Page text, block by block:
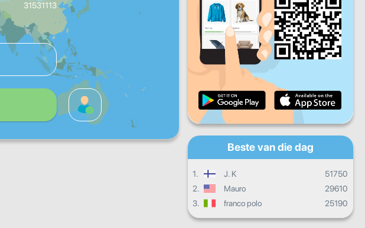
31531113
Daaglikse vordering
Maandelikse vordering
Algehele vordering
Beste van die dag
1. J. K
51750
2.
Mauro
29610
3.
franco polo 25190